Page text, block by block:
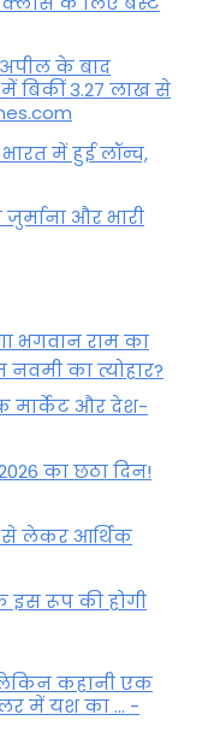
अपील के बाद
में बिकीं 3.27 लाख से
में हुई लॉन्च,
और भारी
भगवान राम का
का त्योहार?
मार्केट और देश-
का छठा दिन!
से लेकर आर्थिक
के इस रूप की होगी
लेकिन कहानी एक
में यश का ... -